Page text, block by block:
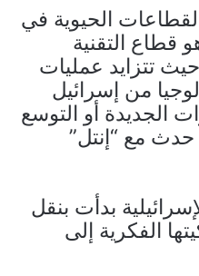
الحيوية في
قطاع التقنية
تتزايد عمليات
من إسرائيل
الجديدة أو التوسع
حدث مع “إنتل”
بدأت بنقل
الفكرية إلى